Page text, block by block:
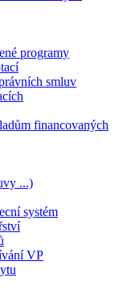
programy
smluv
financovaných
...)
systém
VP